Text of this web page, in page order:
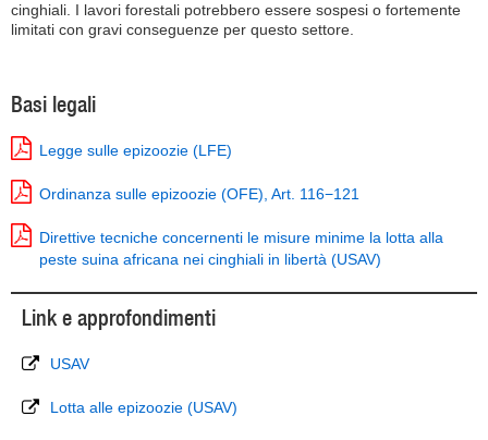
cinghiali. I lavori forestali potrebbero essere sospesi o fortemente
limitati con gravi conseguenze per questo settore.
Basi legali
Legge sulle epizoozie (LFE)
Ordinanza sulle epizoozie (OFE), Art. 116−121
Direttive tecniche concernenti le misure minime la lotta alla
peste suina africana nei cinghiali in libertà (USAV)
Link e approfondimenti
USAV
Lotta alle epizoozie (USAV)